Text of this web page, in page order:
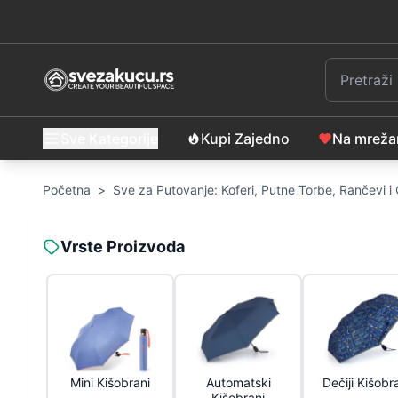
Kupi Zajedno Na
Početna > Sve za Putovanje: Koferi, Putne Torbe, Rančevi i
Vrste Proizvoda
Mini Kišobrani
Automatski
Dečiji